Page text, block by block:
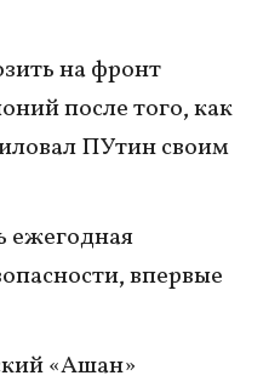
на фронт
после того, как
ПУтин своим
ежегодная
впервые
«Ашан»